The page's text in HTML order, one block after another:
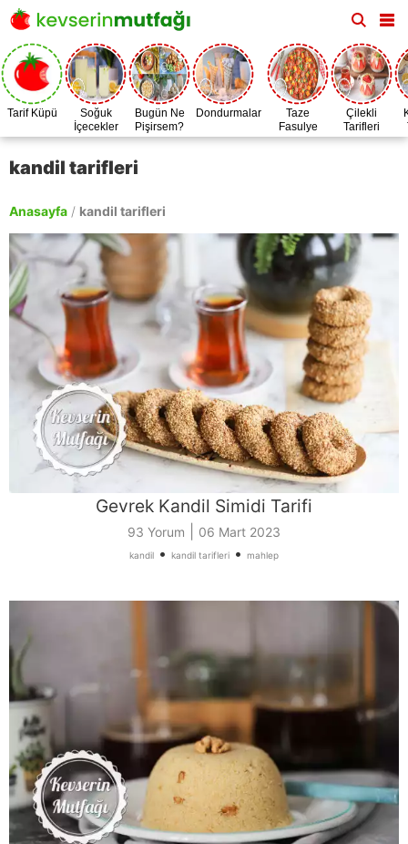
Tarif Küpü
Soğuk
İçecekler
Bugün Ne
Pişirsem?
Dondurmalar
Taze
Fasulye
Zamanı
Çilekli
Tarifleri
kandil tarifleri
Anasayfa / kandil tarifleri
Gevrek Kandil Simidi Tarifi
93 Yorum 06 Mart 2023
kandil • kandil tarifleri • mahlep